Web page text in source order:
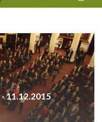
11.12.2015